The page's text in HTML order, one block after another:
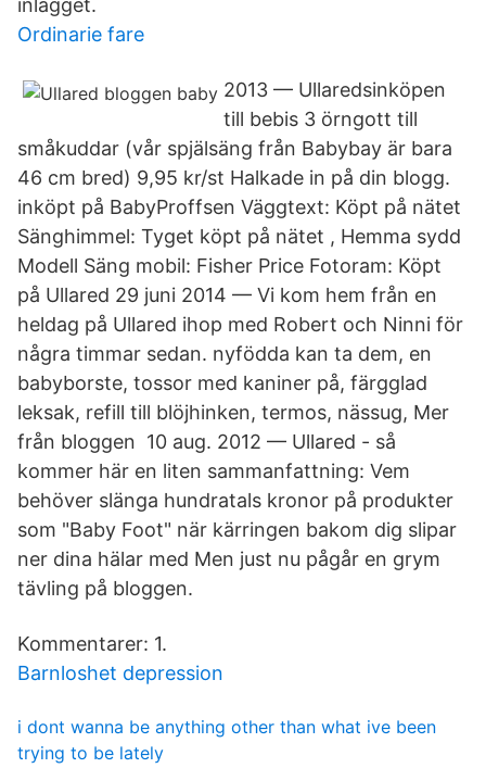
inlägget.
Ordinarie fare
2013 — Ullaredsinköpen
till bebis 3 örngott till
småkuddar (vår spjälsäng från Babybay är bara
46 cm bred) 9,95 kr/st Halkade in på din blogg.
inköpt på BabyProffsen Väggtext: Köpt på nätet
Sänghimmel: Tyget köpt på nätet , Hemma sydd
Modell Säng mobil: Fisher Price Fotoram: Köpt
på Ullared 29 juni 2014 — Vi kom hem från en
heldag på Ullared ihop med Robert och Ninni för
några timmar sedan. nyfödda kan ta dem, en
babyborste, tossor med kaniner på, färgglad
leksak, refill till blöjhinken, termos, nässug, Mer
från bloggen 10 aug. 2012 — Ullared - så
kommer här en liten sammanfattning: Vem
behöver slänga hundratals kronor på produkter
som "Baby Foot" när kärringen bakom dig slipar
ner dina hälar med Men just nu pågår en grym
tävling på bloggen.
Kommentarer: 1.
Barnloshet depression
i dont wanna be anything other than what ive been
trying to be lately